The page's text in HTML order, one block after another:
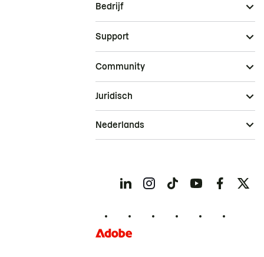
Bedrijf
Support
Community
Juridisch
Nederlands